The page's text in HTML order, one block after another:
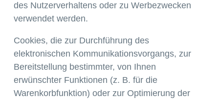
des Nutzerverhaltens oder zu Werbezwecken
verwendet werden.
Cookies, die zur Durchführung des
elektronischen Kommunikationsvorgangs, zur
Bereitstellung bestimmter, von Ihnen
erwünschter Funktionen (z. B. für die
Warenkorbfunktion) oder zur Optimierung der